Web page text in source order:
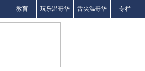
教育 玩乐温哥华 舌尖温哥华 专栏